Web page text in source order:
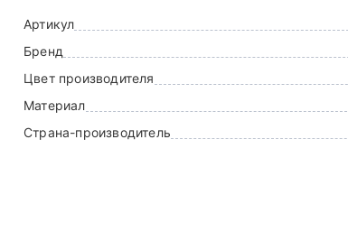
Артикул
Бренд
Цвет производителя
Материал
Страна-производитель